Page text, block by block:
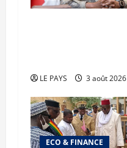
LE PAYS 3 août 2026
ECO & FINANCE